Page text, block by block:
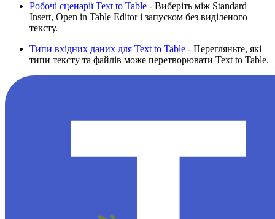
Робочі сценарії Text to Table - Виберіть між Standard
Insert, Open in Table Editor і запуском без виділеного
тексту.
Типи вхідних даних для Text to Table - Перегляньте, які
типи тексту та файлів може перетворювати Text to Table.